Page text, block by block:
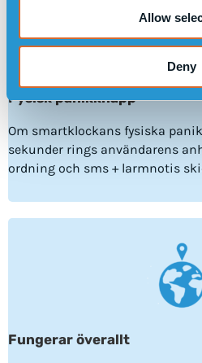
Allow
Deny
Fysisk panikknapp
Om smartklockans fysiska
sekunder rings användarens
ordning och sms + larmnotis
Fungerar överallt